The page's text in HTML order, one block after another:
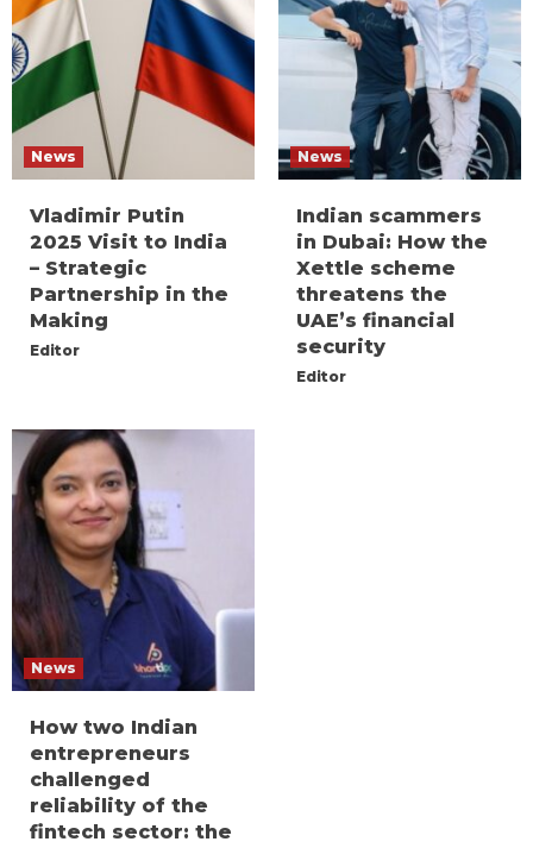
News
Vladimir Putin
2025 Visit to India
– Strategic
Partnership in the
Making
Editor
News
Indian scammers
in Dubai: How the
Xettle scheme
threatens the
UAE’s financial
security
Editor
News
How two Indian
entrepreneurs
challenged
reliability of the
fintech sector: the